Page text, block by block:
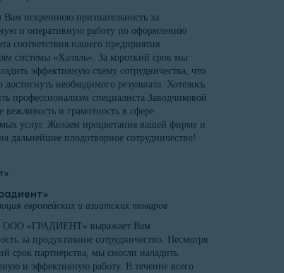
Вам искреннюю признательность за
и оперативную работу по оформлению
соответствия нашего предприятия
системы «Халяль». За короткий срок мы
эффективную схему сотрудничества, что
достигнуть необходимого результата. Хотелось
профессионализм специалиста Заводчиковой
вежливость и грамотность в сфере
услуг. Желаем процветания вашей фирме и
дальнейшее плодотворное сотрудничество!
европейских и азиатских товаров
ООО «ГРАДИЕНТ» выражает Вам
за продуктивное сотрудничество. Несмотря
срок партнерства, мы смогли наладить
и эффективную работу. В течение всего